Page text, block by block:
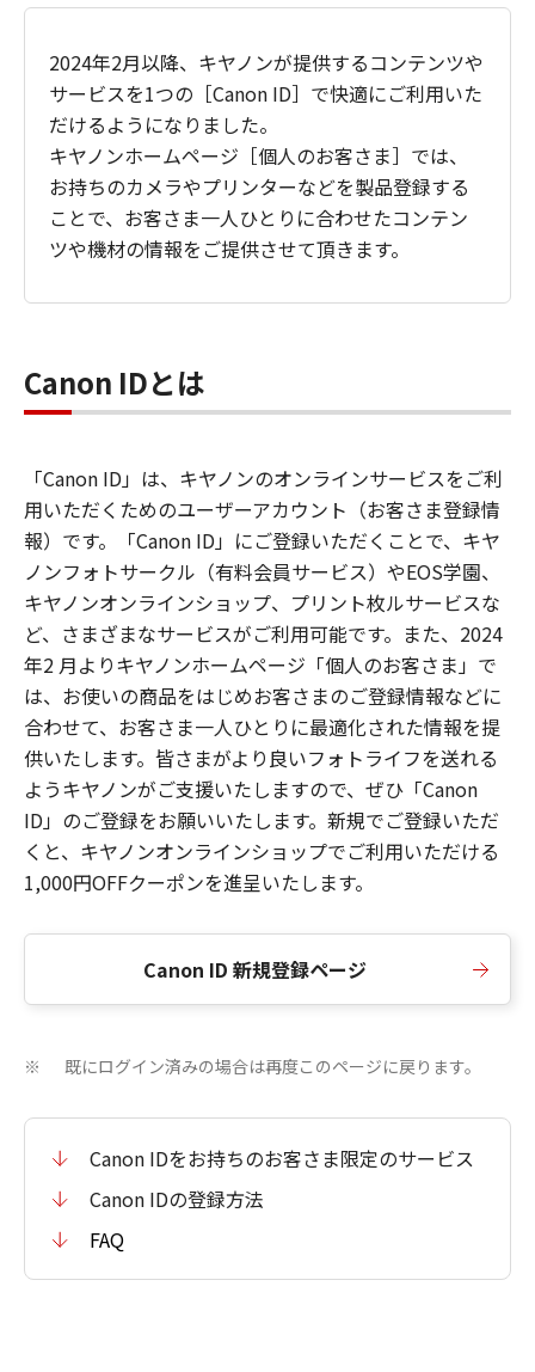
2024年2月以降、キヤノンが提供するコンテンツや
サービスを1つの［Canon ID］で快適にご利用いた
だけるようになりました。
キヤノンホームページ［個人のお客さま］では、
お持ちのカメラやプリンターなどを製品登録する
ことで、お客さま一人ひとりに合わせたコンテン
ツや機材の情報をご提供させて頂きます。
Canon IDとは
「Canon ID」は、キヤノンのオンラインサービスをご利
用いただくためのユーザーアカウント（お客さま登録情
報）です。「Canon ID」にご登録いただくことで、キヤ
ノンフォトサークル（有料会員サービス）やEOS学園、
キヤノンオンラインショップ、プリント枚ルサービスな
ど、さまざまなサービスがご利用可能です。また、2024
年2 月よりキヤノンホームページ「個人のお客さま」で
は、お使いの商品をはじめお客さまのご登録情報などに
合わせて、お客さま一人ひとりに最適化された情報を提
供いたします。皆さまがより良いフォトライフを送れる
ようキヤノンがご支援いたしますので、ぜひ「Canon
ID」のご登録をお願いいたします。新規でご登録いただ
くと、キヤノンオンラインショップでご利用いただける
1,000円OFFクーポンを進呈いたします。
Canon ID 新規登録ページ
※ 既にログイン済みの場合は再度このページに戻ります。
Canon IDをお持ちのお客さま限定のサービス
Canon IDの登録方法
FAQ